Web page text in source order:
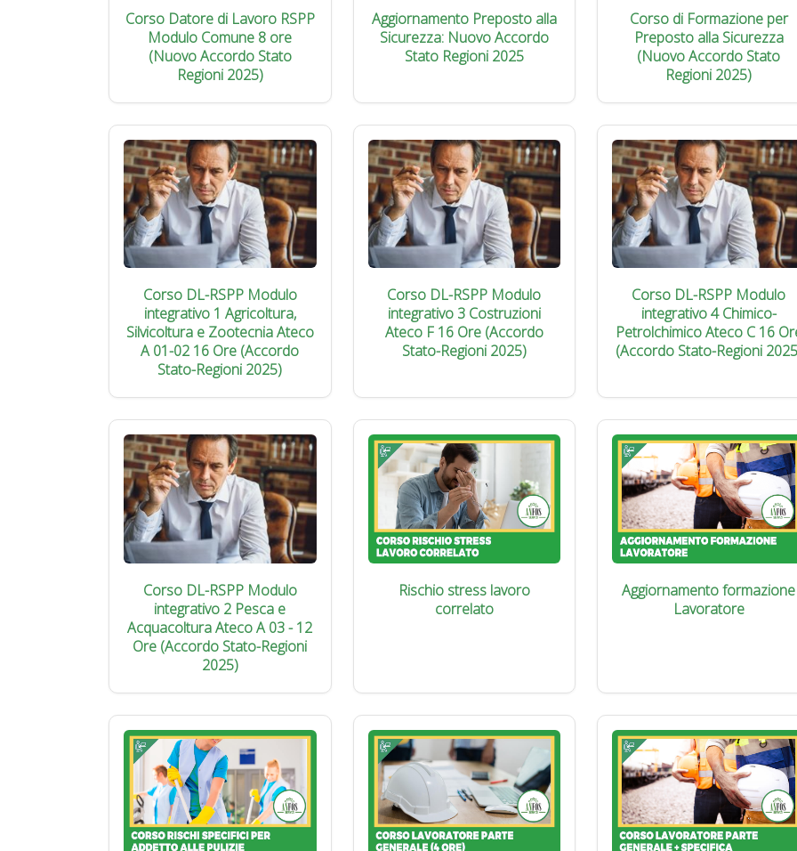
Corso Datore di Lavoro RSPP
Modulo Comune 8 ore
(Nuovo Accordo Stato
Regioni 2025)
Aggiornamento Preposto alla
Sicurezza: Nuovo Accordo
Stato Regioni 2025
Corso di Formazione per
Preposto alla Sicurezza
(Nuovo Accordo Stato
Regioni 2025)
Corso DL-RSPP Modulo
integrativo 1 Agricoltura,
Silvicoltura e Zootecnia Ateco
A 01-02 16 Ore (Accordo
Stato-Regioni 2025)
Corso DL-RSPP Modulo
integrativo 3 Costruzioni
Ateco F 16 Ore (Accordo
Stato-Regioni 2025)
Corso DL-RSPP Modulo
integrativo 4 Chimico-
Petrolchimico Ateco C 16
(Accordo Stato-Regioni
Corso DL-RSPP Modulo
integrativo 2 Pesca e
Acquacoltura Ateco A 03 - 12
Ore (Accordo Stato-Regioni
2025)
Rischio stress lavoro
correlato
Aggiornamento formazione
Lavoratore